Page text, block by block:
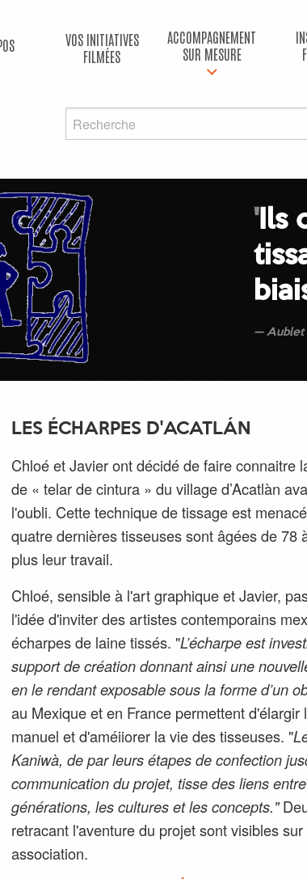
VOS INITIATIVES
FILMÉES
ACCOMPAGNEMENT
SUR MESURE
'Ils
Aublet
LES ÉCHARPES D'ACATLÁN
Chloé et Javier ont décidé de faire connaitre
de « telar de cintura » du village d’Acatlàn
l'oubli. Cette technique de tissage est
quatre dernières tisseuses sont âgées de 78
plus leur travail.
Chloé, sensible à l'art graphique et Javier,
l'idée d'inviter des artistes contemporains
écharpes de laine tissés. "L’écharpe est
support de création donnant ainsi une
en le rendant exposable sous la forme d’un
au Mexique et en France permettent d'élargir
manuel et d'améiiorer la vie des tisseuses. "
Kaniwà, de par leurs étapes de confection
communication du projet, tisse des liens
générations, les cultures et les concepts."
retracant l'aventure du projet sont visibles
association.